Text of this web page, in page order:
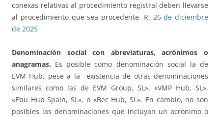
conexas relativas al procedimiento registral deben llevarse
al procedimiento que sea procedente. R. 26 de diciembre
de 2025
Denominación social con abreviaturas, acrónimos o
anagramas. Es posible como denominación social la de
EVM Hub, pese a la existencia de otras denominaciones
similares como las de EVM Group, SL», «VMP Hub, SL»,
«Ebu Hub Spain, SL», o «Bec Hub, SL». En cambio, no son
posibles las denominaciones que incluyan un acrónimo o